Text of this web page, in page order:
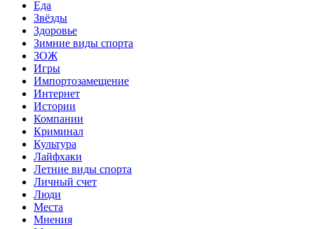
Еда
Звёзды
Здоровье
Зимние виды спорта
ЗОЖ
Игры
Импортозамещение
Интернет
Истории
Компании
Криминал
Культура
Лайфхаки
Летние виды спорта
Личный счет
Люди
Места
Мнения